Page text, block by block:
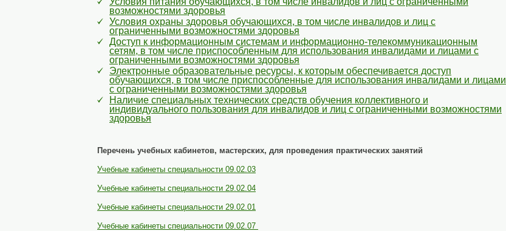
возможностями здоровья
Условия охраны здоровья обучающихся, в том числе инвалидов и лиц с
ограниченными возможностями здоровья
Доступ к информационным системам и информационно-телекоммуникационным
сетям, в том числе приспособленным для использования инвалидами и лицами с
ограниченными возможностями здоровья
Электронные образовательные ресурсы, к которым обеспечивается доступ
обучающихся, в том числе приспособленные для использования инвалидами и лицами
с ограниченными возможностями здоровья
Наличие специальных технических средств обучения коллективного и
индивидуального пользования для инвалидов и лиц с ограниченными возможностями
здоровья
Перечень учебных кабинетов, мастерских, для проведения практических занятий
Учебные кабинеты специальности 09.02.03
Учебные кабинеты специальности 29.02.04
Учебные кабинеты специальности 29.02.01
Учебные кабинеты специальности 09.02.07